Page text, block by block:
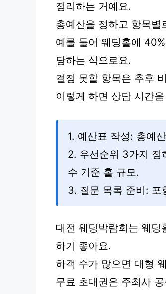
정리하는 거예요.
총예산을 정하고 항목별
예를 들어 웨딩홀에
당하는 식으로요.
결정 못할 항목은 추후
이렇게 하면 상담 시간
1. 예산표 작성: 총예
2. 우선순위 3가지 정
수 기준 홀 규모.
3. 질문 목록 준비: 포
대전 웨딩박람회는 웨
하기 좋아요.
하객 수가 많으면 대형
무료 초대권은 주최사